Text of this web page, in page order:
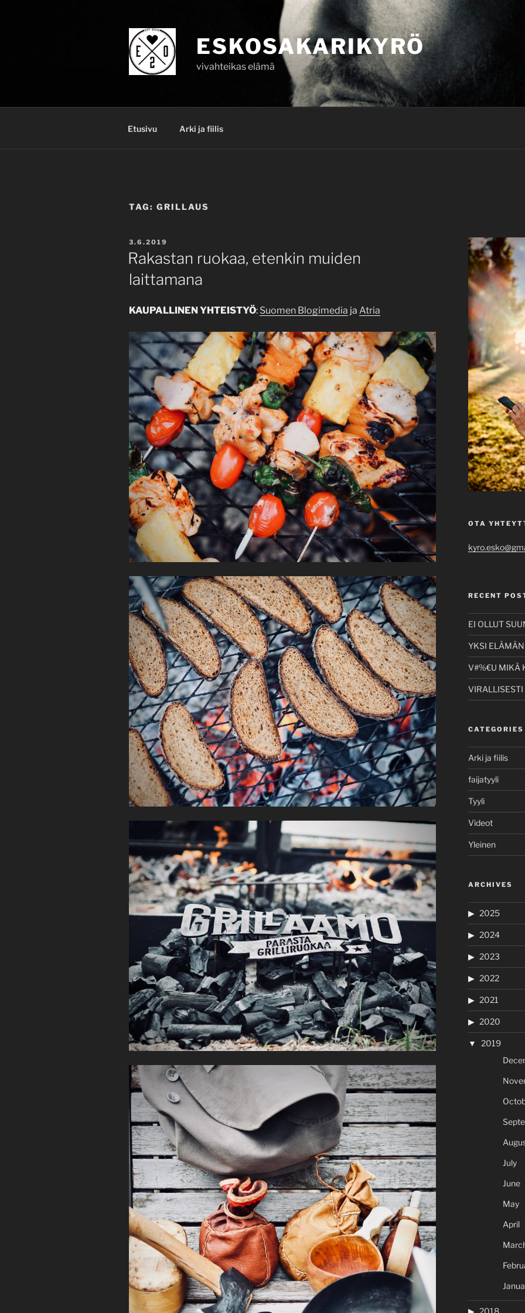
ESKOSAKARIKYRÖ
vivahteikas elämä
Etusivu Arki ja fiilis
TAG: GRILLAUS
POSTED
ON
3.6.2019
Rakastan ruokaa, etenkin muiden
laittamana
KAUPALLINEN YHTEISTYÖ: Suomen Blogimedia ja Atria
OTA
RECENT
EI OLLUT
YKSI
V#%€U MIKÄ
CATEGORIES
Arki ja fiilis
faijatyyli
Tyyli
Videot
Yleinen
ARCHIVES
2025
2024
2023
2022
2021
2020
2019
July
June
May
April